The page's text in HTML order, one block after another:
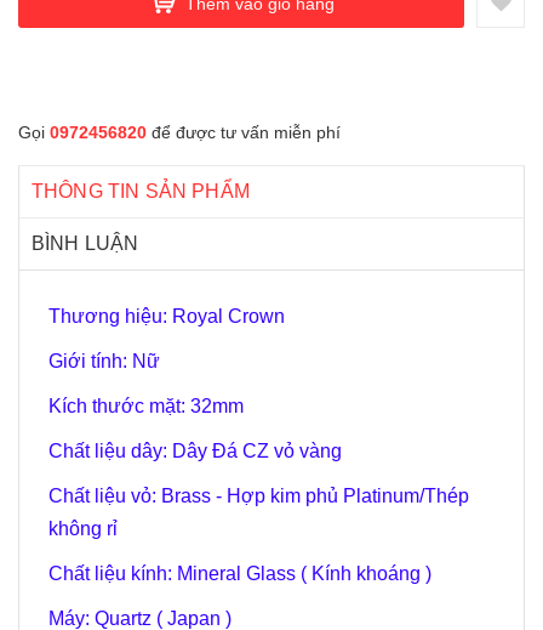
Gọi 0972456820 để được tư vấn miễn phí
THÔNG TIN SẢN PHẨM
BÌNH LUẬN
Thương hiệu: Royal Crown
Giới tính: Nữ
Kích thước mặt: 32mm
Chất liệu dây: Dây Đá CZ vỏ vàng
Chất liệu vỏ: Brass - Hợp kim phủ Platinum/Thép
không rỉ
Chất liệu kính: Mineral Glass ( Kính khoáng )
Máy: Quartz ( Japan )